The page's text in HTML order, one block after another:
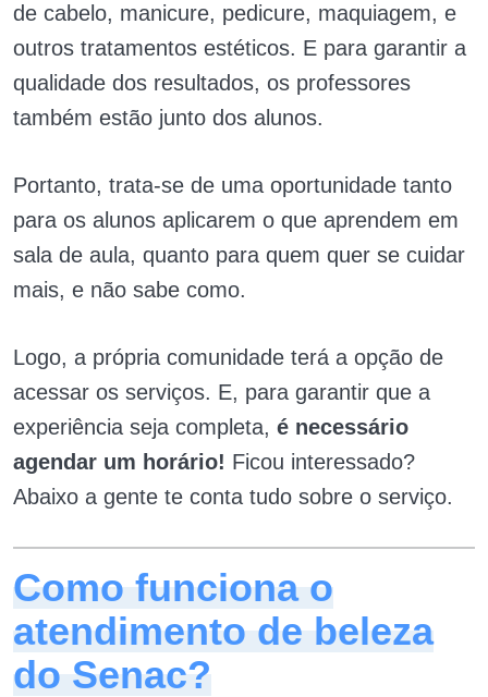
de cabelo, manicure, pedicure, maquiagem, e
outros tratamentos estéticos. E para garantir a
qualidade dos resultados, os professores
também estão junto dos alunos.
Portanto, trata-se de uma oportunidade tanto
para os alunos aplicarem o que aprendem em
sala de aula, quanto para quem quer se cuidar
mais, e não sabe como.
Logo, a própria comunidade terá a opção de
acessar os serviços. E, para garantir que a
experiência seja completa, é necessário
agendar um horário! Ficou interessado?
Abaixo a gente te conta tudo sobre o serviço.
Como funciona o
atendimento de beleza
do Senac?